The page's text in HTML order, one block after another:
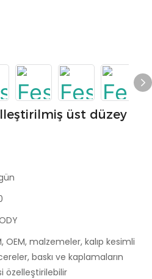
üst düzey
OEM, malzemeler, kalıp kesimli
baskı ve kaplamaların
özelleştirilebilir